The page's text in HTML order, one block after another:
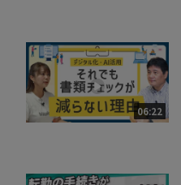
06:22